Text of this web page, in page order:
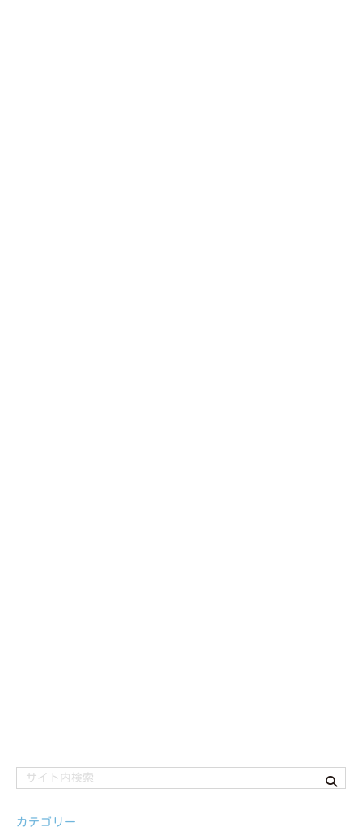
カテゴリー